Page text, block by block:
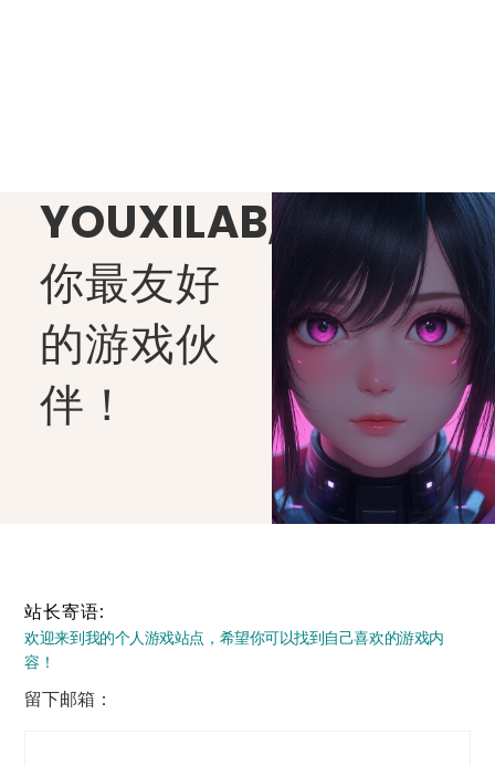
YOUXILAB,
你最友好
的游戏伙
伴！
站长寄语:
欢迎来到我的个人游戏站点，希望你可以找到自己喜欢的游戏内
容！
留下邮箱：